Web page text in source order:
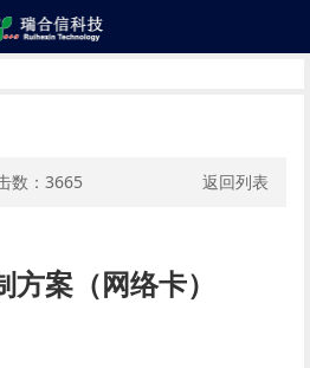
： 3665 返回列表
方案（网络卡）